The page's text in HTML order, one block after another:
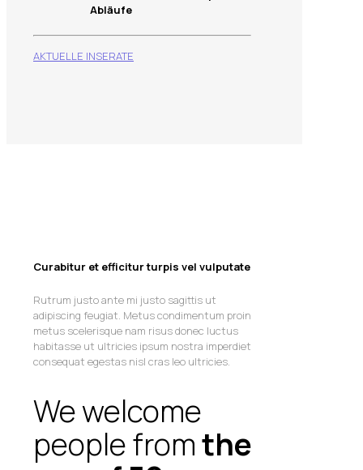
Abläufe
AKTUELLE INSERATE
Curabitur et efficitur turpis vel vulputate
Rutrum justo ante mi justo sagittis ut
adipiscing feugiat. Metus condimentum proin
metus scelerisque nam risus donec luctus
habitasse ut ultricies ipsum nostra imperdiet
consequat egestas nisl cras leo ultricies.
We welcome
people fromthe